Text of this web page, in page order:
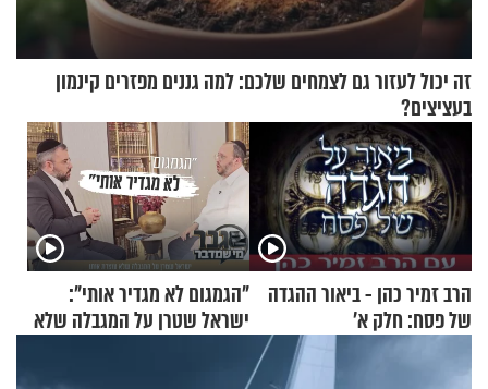
זה יכול לעזור גם לצמחים שלכם: למה גננים מפזרים קינמון
בעציצים?
הרב זמיר כהן - ביאור ההגדה
של פסח: חלק א’
"הגמגום לא מגדיר אותי":
ישראל שטרן על המגבלה שלא